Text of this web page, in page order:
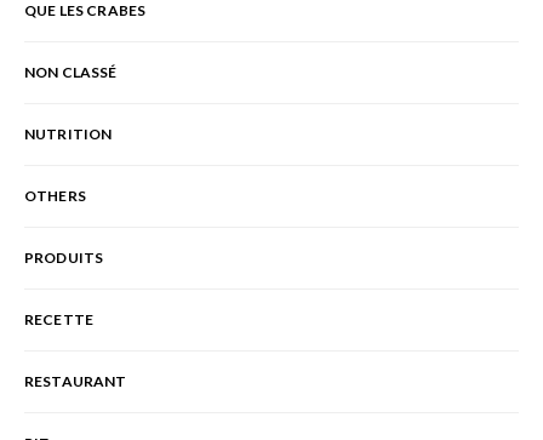
QUE LES CRABES
NON CLASSÉ
NUTRITION
OTHERS
PRODUITS
RECETTE
RESTAURANT